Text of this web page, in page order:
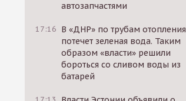
автозапчастями
17:16 В «ДНР» по трубам отопления
потечет зеленая вода. Таким
образом «власти» решили
бороться со сливом воды из
батарей